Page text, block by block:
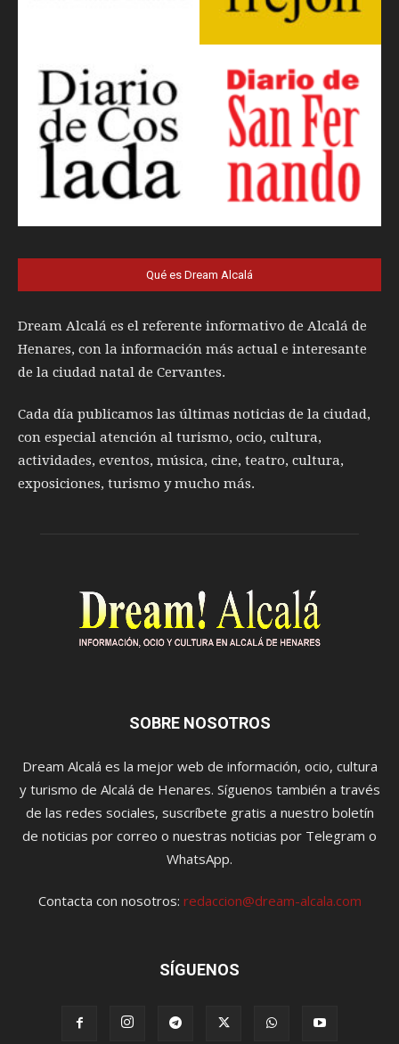
Qué es Dream Alcalá
Dream Alcalá es el referente informativo de Alcalá de
Henares, con la información más actual e interesante
de la ciudad natal de Cervantes.
Cada día publicamos las últimas noticias de la ciudad,
con especial atención al turismo, ocio, cultura,
actividades, eventos, música, cine, teatro, cultura,
exposiciones, turismo y mucho más.
SOBRE NOSOTROS
Dream Alcalá es la mejor web de información, ocio, cultura
y turismo de Alcalá de Henares. Síguenos también a través
de las redes sociales, suscríbete gratis a nuestro boletín
de noticias por correo o nuestras noticias por Telegram o
WhatsApp.
Contacta con nosotros: redaccion@dream-alcala.com
SÍGUENOS